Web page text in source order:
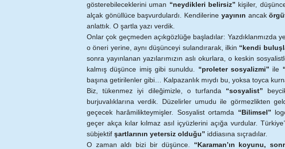
gösterebileceklerini uman “neydikleri belirsiz” kişiler,
alçak gönüllüce başvurdulardı. Kendilerine yayının ancak
anlattık. O şartla yazı verdik.
Onlar çok geçmeden açıkgözlüğe başladılar: Yazdıklanmızda
o öneri yerine, aynı düşünceyi sulandırarak, ilkin “kendi
sonra yayınlanan yazılarımızın aslı okurlara, o keskin
kalmış düşünce imiş gibi sunuldu. “proleter sosyalizmi” ile
başına getirilenler gibi… Kalpazanlık mıydı bu, yoksa toyca
Biz, tükenmez iyi dileğimizle, o turfanda “sosyalist”
burjuvalıklarına verdik. Düzelirler umudu ile görmezlikten
geçecek harâmilikteymişler. Sosyalist ortamda “Bilimsel”
geçer akça kılar kılmaz asıl içyüzlerini açığa vurdular.
sübjektif şartlarının yetersiz olduğu” iddiasına sıçradılar.
O zaman aldı bizi bir düşünce. “Karaman’ın koyunu,